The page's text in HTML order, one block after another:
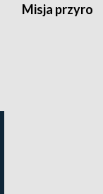
Misja